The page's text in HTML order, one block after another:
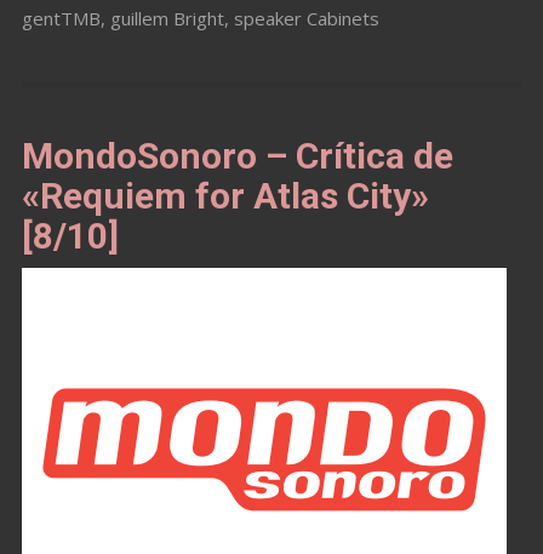
gentTMB, guillem Bright, speaker Cabinets
MondoSonoro – Crítica de
«Requiem for Atlas City»
[8/10]